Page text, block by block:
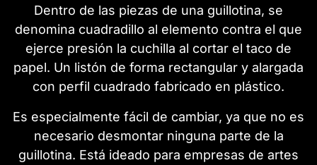
Dentro de las piezas de una guillotina, se
denomina cuadradillo al elemento contra el que
ejerce presión la cuchilla al cortar el taco de
papel. Un listón de forma rectangular y alargada
con perfil cuadrado fabricado en plástico.
Es especialmente fácil de cambiar, ya que no es
necesario desmontar ninguna parte de la
guillotina. Está ideado para empresas de artes